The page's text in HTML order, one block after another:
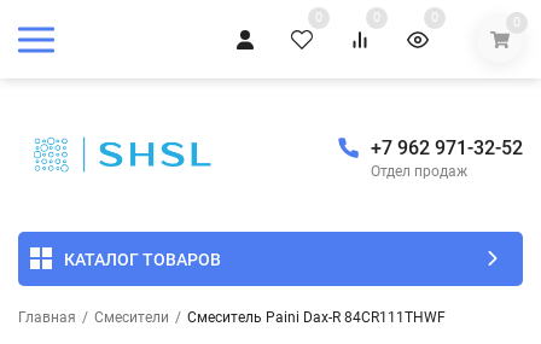
0 0 0 0
+7 962 971-32-52
Отдел продаж
КАТАЛОГ ТОВАРОВ
Главная / Смесители / Смеситель Paini Dax-R 84CR111THWF